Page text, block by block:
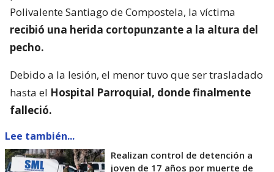
Polivalente Santiago de Compostela, la víctima
recibió una herida cortopunzante a la altura del
pecho.
Debido a la lesión, el menor tuvo que ser trasladado
hasta el Hospital Parroquial, donde finalmente
falleció.
Lee también...
Realizan control de detención a
joven de 17 años por muerte de